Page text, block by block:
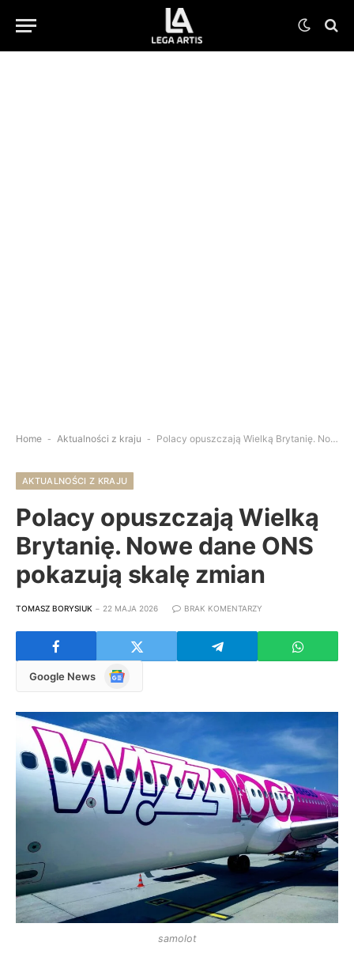
Home - Aktualności z kraju - Polacy opuszczają Wielką Brytanię. Nowe dane ONS pokazują skalę zmian
AKTUALNOŚCI Z KRAJU
Polacy opuszczają Wielką
Brytanię. Nowe dane ONS
pokazują skalę zmian
TOMASZ BORYSIUK 22 MAJA 2026 BRAK KOMENTARZY
Google News
Google
samolot